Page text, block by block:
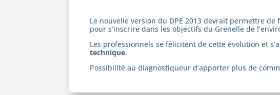
Le nouvelle version du DPE 2013 devrait permettre
pour s’inscrire dans les objectifs du Grenelle de
Les professionnels se félicitent de cette évolution et
technique.
Possibilité au diagnostiqueur d’apporter plus de